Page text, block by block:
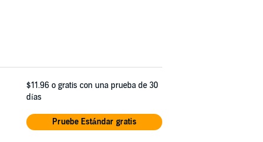
$11.96 o gratis con una prueba de 30
días
Pruebe Estándar gratis